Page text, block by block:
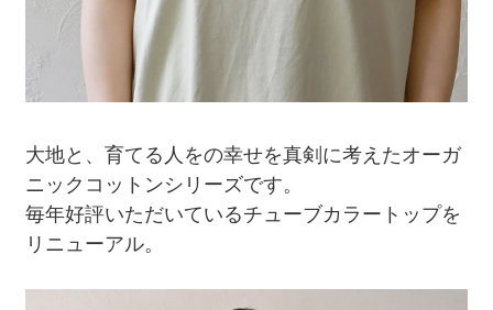
大地と、育てる人をの幸せを真剣に考えたオーガ
ニックコットンシリーズです。
毎年好評いただいているチューブカラートップを
リニューアル。